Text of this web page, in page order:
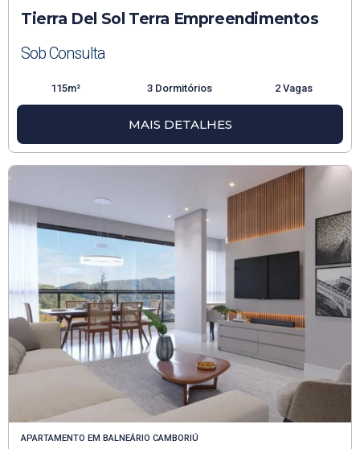
Tierra Del Sol Terra Empreendimentos
Sob Consulta
115m² 3 Dormitórios 2 Vagas
MAIS DETALHES
APARTAMENTO EM BALNEÁRIO CAMBORIÚ